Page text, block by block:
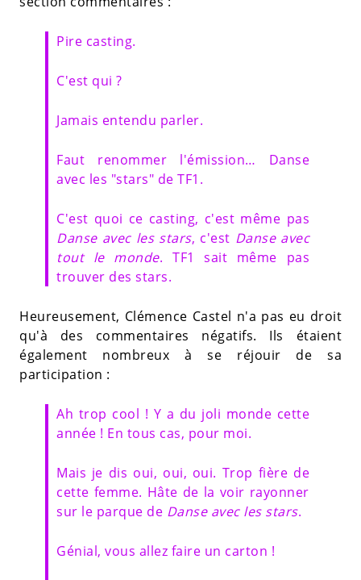
Pire casting.
C'est qui ?
Jamais entendu parler.
Faut renommer l'émission… Danse
avec les "stars" de TF1.
C'est quoi ce casting, c'est même pas
Danse avec les stars, c'est Danse avec
tout le monde. TF1 sait même pas
trouver des stars.
Heureusement, Clémence Castel n'a pas eu droit
qu'à des commentaires négatifs. Ils étaient
également nombreux à se réjouir de sa
participation :
Ah trop cool ! Y a du joli monde cette
année ! En tous cas, pour moi.
Mais je dis oui, oui, oui. Trop fière de
cette femme. Hâte de la voir rayonner
sur le parque de Danse avec les stars.
Génial, vous allez faire un carton !